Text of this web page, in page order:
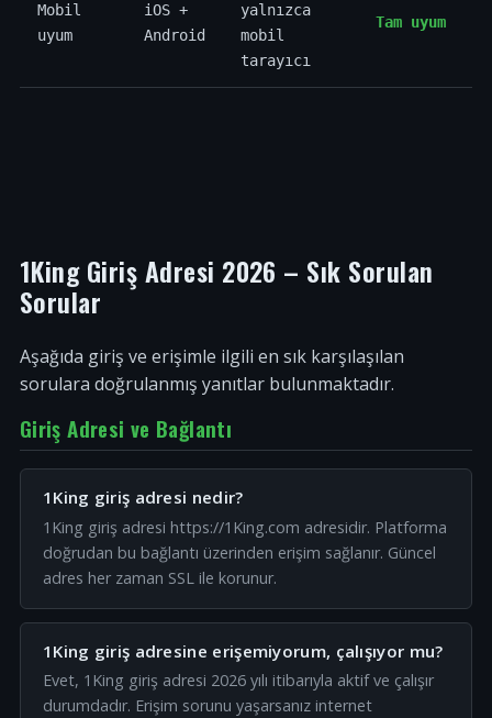
Mobil
uyum
iOS +
Android
yalnızca
mobil
tarayıcı
Tam uyum
1King Giriş Adresi 2026 – Sık Sorulan
Sorular
Aşağıda giriş ve erişimle ilgili en sık karşılaşılan
sorulara doğrulanmış yanıtlar bulunmaktadır.
Giriş Adresi ve Bağlantı
1King giriş adresi nedir?
1King giriş adresi https://1King.com adresidir. Platforma
doğrudan bu bağlantı üzerinden erişim sağlanır. Güncel
adres her zaman SSL ile korunur.
1King giriş adresine erişemiyorum, çalışıyor mu?
Evet, 1King giriş adresi 2026 yılı itibarıyla aktif ve çalışır
durumdadır. Erişim sorunu yaşarsanız internet